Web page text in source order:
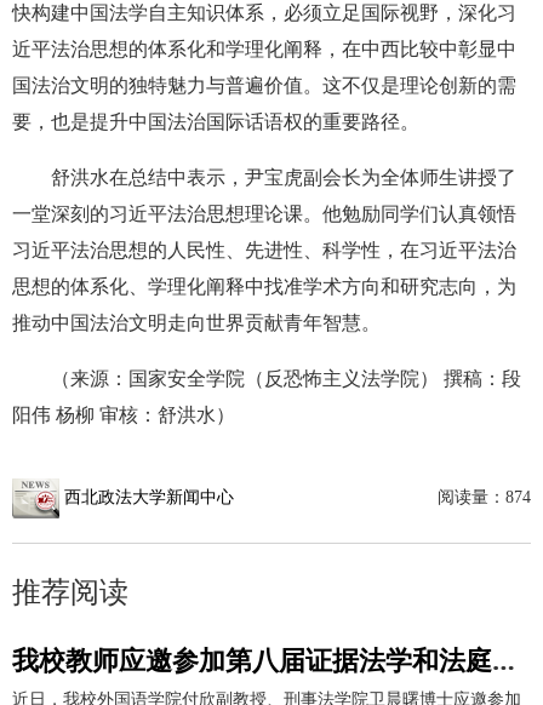
快构建中国法学自主知识体系，必须立足国际视野，深化习
近平法治思想的体系化和学理化阐释，在中西比较中彰显中
国法治文明的独特魅力与普遍价值。这不仅是理论创新的需
要，也是提升中国法治国际话语权的重要路径。
舒洪水在总结中表示，尹宝虎副会长为全体师生讲授了
一堂深刻的习近平法治思想理论课。他勉励同学们认真领悟
习近平法治思想的人民性、先进性、科学性，在习近平法治
思想的体系化、学理化阐释中找准学术方向和研究志向，为
推动中国法治文明走向世界贡献青年智慧。
（来源：国家安全学院（反恐怖主义法学院） 撰稿：段
阳伟 杨柳 审核：舒洪水）
西北政法大学新闻中心 阅读量： 874
推荐阅读
我校教师应邀参加第八届证据法学和法庭科学国际会议并作学术报告
近日，我校外国语学院付欣副教授、刑事法学院卫晨曙博士应邀参加